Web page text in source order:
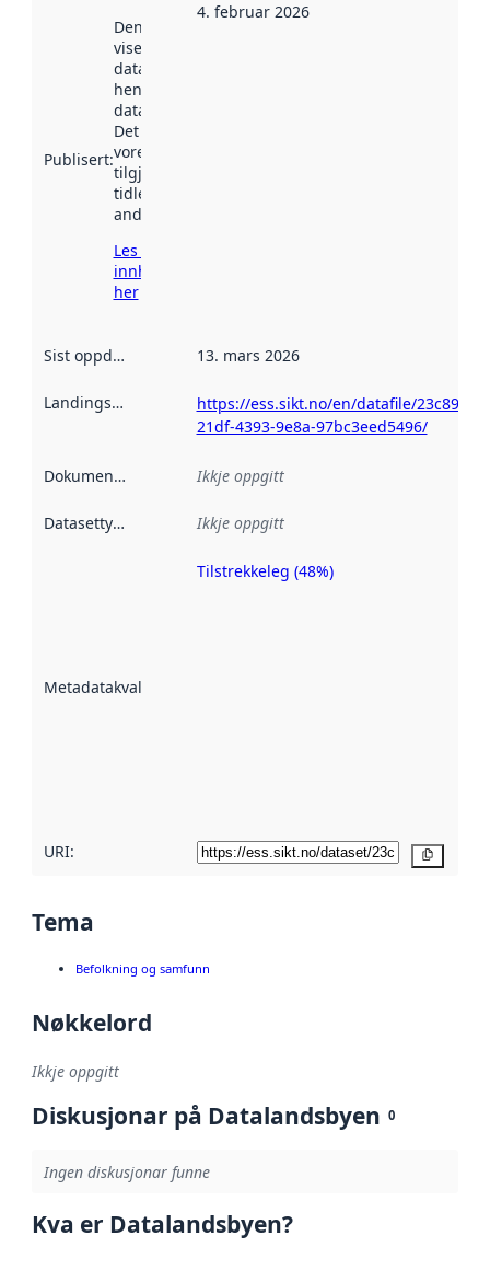
Publisert:
Denne datoen
viser når
datasettet vart
henta inn av
data.norge.no.
Det kan ha
vore
tilgjengeleg
tidlegare
andre stader.
Les meir om
innhenting
her
4. februar 2026
Sist oppdatert 13. mars 2026
Landingsside
https://ess.sikt.no/en/datafile/
21df-4393-9e8a-97bc3eed5496/
Dokumentasjon Ikkje oppgitt
Datasettype Ikkje oppgitt
Metadatakvalitet
Metadatakvalitet
Tilstrekkeleg (48%)
URI:
Tema
Befolkning og samfunn
Nøkkelord
Ikkje oppgitt
Diskusjonar på Datalandsbyen 0
Ingen diskusjonar funne
Kva er Datalandsbyen?